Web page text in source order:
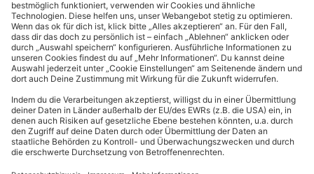
Cookie-Einstellungen
Kundeninformationen
ALDI Nord folgen